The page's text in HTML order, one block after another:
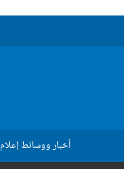
أخبار ووسائط إعلام